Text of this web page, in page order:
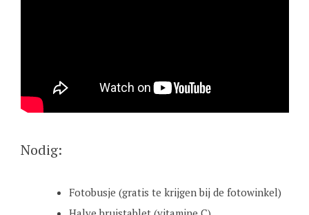
Nodig:
Fotobusje (gratis te krijgen bij de fotowinkel)